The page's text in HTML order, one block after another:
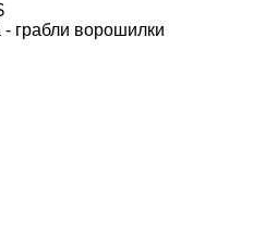
- грабли ворошилки